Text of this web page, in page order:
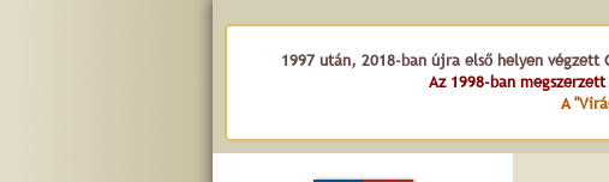
1997 után, 2018-ban újra első helyen végzett
Az 1998-ban
A